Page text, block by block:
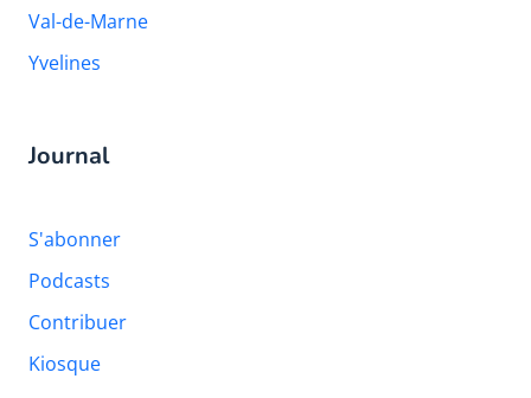
Val-de-Marne
Yvelines
Journal
S'abonner
Podcasts
Contribuer
Kiosque